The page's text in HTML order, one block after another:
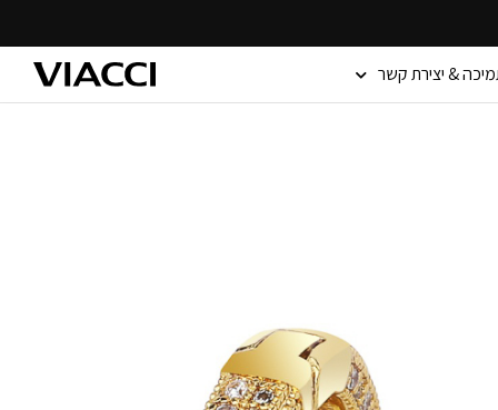
& יצירת קשר